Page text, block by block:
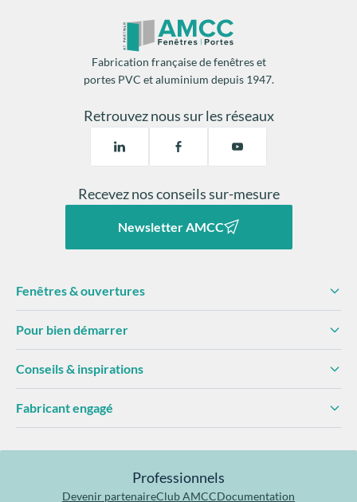
Mais une porte Prestige ne se juge pas uniquement au
premier regard. Elle doit aussi répondre aux usages du
intègrent ainsi :
confort d’usage premium
, avec des
structure aluminium robuste, gage de stabilité et
effraction selon configurations [à valider]),
Fabrication française de fenêtres et
portes PVC et aluminium depuis 1947.
Retrouvez nous sur les réseaux
Recevez nos conseils sur-mesure
Newsletter AMCC
Fenêtres & ouvertures
Pour bien démarrer
Conseils & inspirations
Fabricant engagé
Professionnels
Devenir partenaireClub AMCCDocumentation